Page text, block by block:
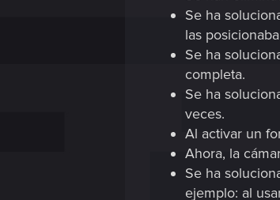
Se ha
las
Se ha
completa.
Se ha
veces.
Al activar un
Ahora, la
Se ha
ejemplo: al